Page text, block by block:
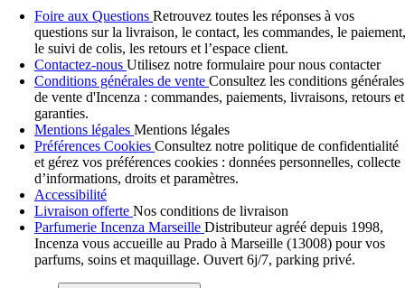
Foire aux Questions Retrouvez toutes les réponses à vos
questions sur la livraison, le contact, les commandes, le paiement,
le suivi de colis, les retours et l’espace client.
Contactez-nous Utilisez notre formulaire pour nous contacter
Conditions générales de vente Consultez les conditions générales
de vente d'Incenza : commandes, paiements, livraisons, retours et
garanties.
Mentions légales Mentions légales
Préférences Cookies Consultez notre politique de confidentialité
et gérez vos préférences cookies : données personnelles, collecte
d’informations, droits et paramètres.
Accessibilité
Livraison offerte Nos conditions de livraison
Parfumerie Incenza Marseille Distributeur agréé depuis 1998,
Incenza vous accueille au Prado à Marseille (13008) pour vos
parfums, soins et maquillage. Ouvert 6j/7, parking privé.